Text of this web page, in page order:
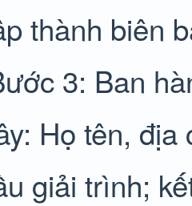
thành biên
3: Ban
Họ tên,
giải trình;